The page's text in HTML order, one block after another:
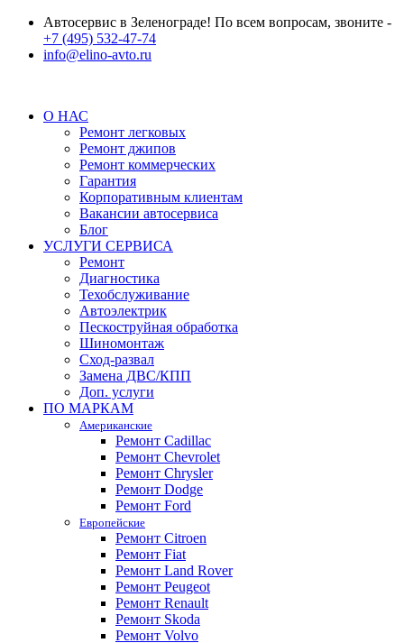
Автосервис в Зеленограде! По всем вопросам, звоните -
+7 (495) 532-47-74
info@elino-avto.ru
О НАС
Ремонт легковых
Ремонт джипов
Ремонт коммерческих
Гарантия
Корпоративным клиентам
Вакансии автосервиса
Блог
УСЛУГИ СЕРВИСА
Ремонт
Диагностика
Техобслуживание
Автоэлектрик
Пескоструйная обработка
Шиномонтаж
Сход-развал
Замена ДВС/КПП
Доп. услуги
ПО МАРКАМ
Американские
Ремонт Cadillac
Ремонт Chevrolet
Ремонт Chrysler
Ремонт Dodge
Ремонт Ford
Европейские
Ремонт Citroen
Ремонт Fiat
Ремонт Land Rover
Ремонт Peugeot
Ремонт Renault
Ремонт Skoda
Ремонт Volvo